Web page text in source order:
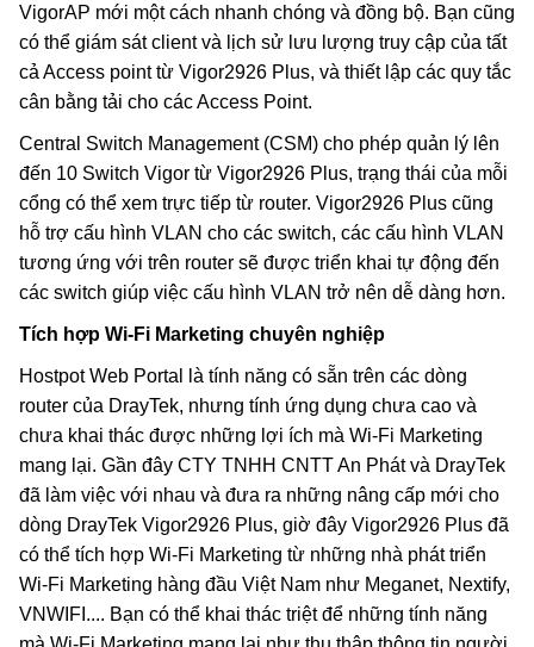
VigorAP mới một cách nhanh chóng và đồng bộ. Bạn cũng
có thể giám sát client và lịch sử lưu lượng truy cập của tất
cả Access point từ Vigor2926 Plus, và thiết lập các quy tắc
cân bằng tải cho các Access Point.
Central Switch Management (CSM) cho phép quản lý lên
đến 10 Switch Vigor từ Vigor2926 Plus, trạng thái của mỗi
cổng có thể xem trực tiếp từ router. Vigor2926 Plus cũng
hỗ trợ cấu hình VLAN cho các switch, các cấu hình VLAN
tương ứng với trên router sẽ được triển khai tự động đến
các switch giúp việc cấu hình VLAN trở nên dễ dàng hơn.
Tích hợp Wi-Fi Marketing chuyên nghiệp
Hostpot Web Portal là tính năng có sẵn trên các dòng
router của DrayTek, nhưng tính ứng dụng chưa cao và
chưa khai thác được những lợi ích mà Wi-Fi Marketing
mang lại. Gần đây CTY TNHH CNTT An Phát và DrayTek
đã làm việc với nhau và đưa ra những nâng cấp mới cho
dòng DrayTek Vigor2926 Plus, giờ đây Vigor2926 Plus đã
có thể tích hợp Wi-Fi Marketing từ những nhà phát triển
Wi-Fi Marketing hàng đầu Việt Nam như Meganet, Nextify,
VNWIFI.... Bạn có thể khai thác triệt để những tính năng